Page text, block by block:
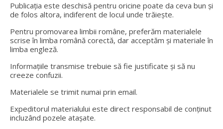
Publicația este deschisă pentru oricine poate da ceva bun și
de folos altora, indiferent de locul unde trăiește.
Pentru promovarea limbii române, preferăm materialele
scrise în limba română corectă, dar acceptăm și materiale în
limba engleză.
Informațiile transmise trebuie să fie justificate și să nu
creeze confuzii.
Materialele se trimit numai prin email.
Expeditorul materialului este direct responsabil de conținut
incluzând pozele atașate.